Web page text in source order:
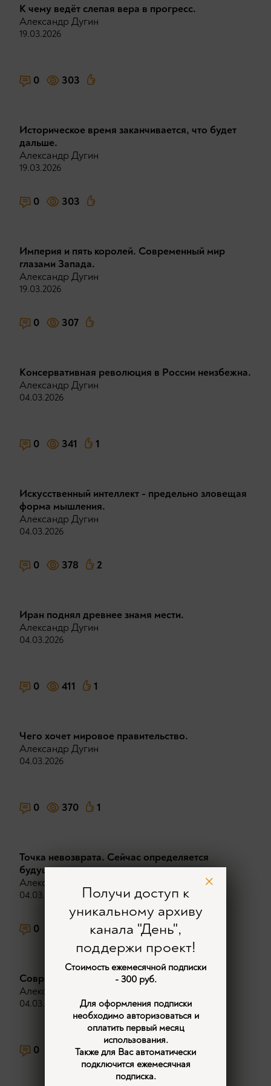
К чему ведёт слепая вера в прогресс.
Александр Дугин
19.03.2026
0 303
Историческое время заканчивается, что будет
дальше.
Александр Дугин
19.03.2026
0 303
Империя и пять королей. Современный мир
глазами Запада.
Александр Дугин
19.03.2026
0 307
Консервативная революция в России неизбежна.
Александр Дугин
04.03.2026
0 341 1
Искусственный интеллект - предельно зловещая
форма мышления.
Александр Дугин
04.03.2026
0 378 2
Иран поднял древнее знамя мести.
Александр Дугин
04.03.2026
0 411 1
Чего хочет мировое правительство.
Александр Дугин
04.03.2026
0 370 1
Точка невозврата. Сейчас определяется
будущее.
Александр Дугин
04.03.2026
0 2
Современная наука скрывает реальность.
Александр Дугин
04.03.2026
0 359 1
Получи доступ к
уникальному архиву
канала "День",
поддержи проект!
Стоимость ежемесячной подписки
- 300 руб.
Для оформления подписки
необходимо авторизоваться и
оплатить первый месяц
использования.
Также для Вас автоматически
подключится ежемесячная
подписка.